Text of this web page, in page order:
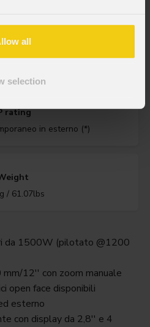
all
selection
range
rating
in esterno (*)
/ 61.07lbs
da 1500W (pilotato @1200
12'' con zoom manuale
open face disponibili
esterno
con display da 2,8'' e 4